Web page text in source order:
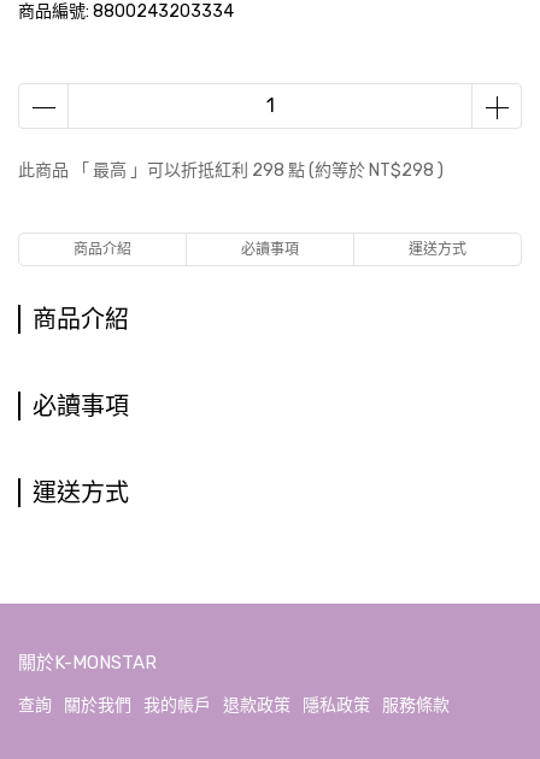
商品編號: 8800243203334
此商品 「 最高 」可以折抵紅利 298 點 (約等於 NT$298 )
商品介紹 必讀事項 運送方式
商品介紹
必讀事項
運送方式
關於K-MONSTAR
查詢 關於我們 我的帳戶 退款政策 隱私政策 服務條款